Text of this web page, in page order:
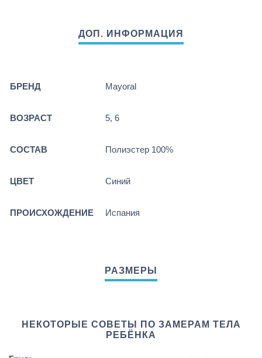
БРЕНД Mayoral
ВОЗРАСТ 5, 6
СОСТАВ Полиэстер 100%
ЦВЕТ Синий
ПРОИСХОЖДЕНИЕ Испания
НЕКОТОРЫЕ СОВЕТЫ ПО ЗАМЕРАМ ТЕЛА
РЕБЁНКА